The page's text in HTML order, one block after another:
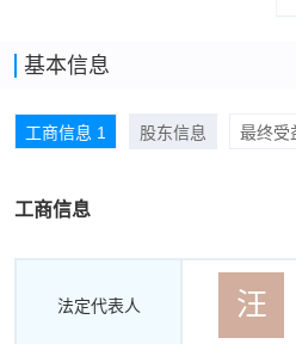
基本信息
工商信息 1 股东信息 最终受
工商信息
法定代表人 汪